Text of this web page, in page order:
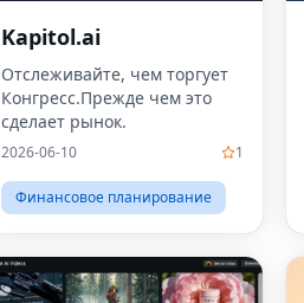
Kapitol.ai
Отслеживайте, чем торгует
Конгресс.Прежде чем это
сделает рынок.
2026-06-10 1
Финансовое планирование